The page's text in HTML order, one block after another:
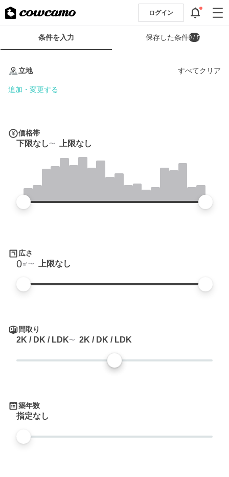
ログイン
条
条件を入力 保存した条件0 / 5
立地 すべてクリア
追加・変更する
価格帯
下限なし 上限なし
広さ
0㎡ 上限なし
間取り
2K / DK / LDK 2K / DK / LDK
築年数
指定なし